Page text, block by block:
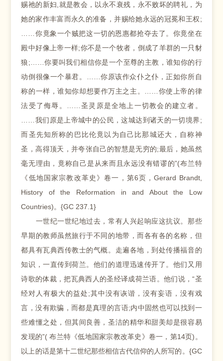
赐祂的新妇,就是教会，以永不衰残，永不败坏的聘礼，为
她的家作丰富而永久的准备，并赐给她永远的冠冕和王权;
……你竟象一个贼把这一切的恩惠都抢夺去了。你竟坐在
殿中好像上帝一样;你不是一个牧者，倒成了羊群的一只豺
狼;……你要叫我们相信你是一个至尊的主教，谁知你的行
动倒很像一个暴君。……你原该作众仆之仆，正如你所自
称的一样，谁知你却想要作万主之主。……你使上帝的律
法受了侮辱。……圣灵原是全地上一切教会的建立者。
……我们原是上帝城中的公民，这城达到诸天的一切境界;
而圣先知所称的巴比伦竟以为自己比那城还大，自称神
圣，高得顶天，并夸张自己的智慧是无穷的;最后，她虽然
毫无理由，竟称自己是从来而且永远没有错谬的”(布兰特
《低地国家宗教改革史》卷一，第6页，Gerard Brandt,
History of the Reformation in and About the Low
Countries)。{GC 237.1}
一世纪一世纪地过去，常有人兴起响应这抗议。那些
早期的教师虽然旅行于不同的地带，而各有各的名称，但
都具有瓦典西传教士的气概。走遍各地，到处传播福音的
知识，一直传到荷兰。他们的道理迅速传开了。他们又用
诗歌的体裁，把瓦典西人的圣经译成荷兰语。他们说，“圣
经对人有极大的益处;其中没有诙谐，没有妄语，没有戏
言，没有欺骗，而都是真理的言语;内中固然也可以找到一
些难懂之处，但其间良善，圣洁的精华和甜美却是很容易
发现的”( 布兰特《低地国家宗教改革史》卷一，第14页)。
以上的话是第十二世纪那些相信古代信仰的人所写的。{GC